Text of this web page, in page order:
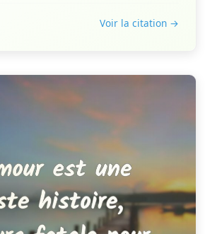
Voir la citation →